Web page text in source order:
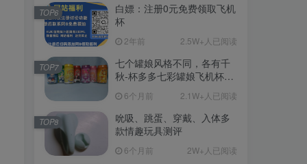
白嫖：注册0元免费领取飞机
杯
2年前 2.5W+人已阅读
TOP6
七个罐娘风格不同，各有千
秋-杯多多七彩罐娘飞机杯测
6个月前 2.1W+人已阅读
TOP7
吮吸、跳蛋、穿戴、入体多
款情趣玩具测评
6个月前 2W+人已阅读
TOP8